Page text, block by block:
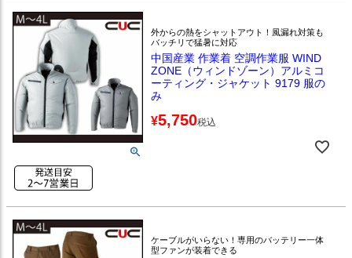
外からの熱をシャットアウト！風漏れ対策も
バッチリで猛暑に対応
中国産業 作業着 空調作業服 WIND
ZONE（ウィンドゾーン）アルミコ
ーティング・ジャケット 9179 服の
み
¥5,750税込
ケーブルがいらない！専用のバッテリー一体
型ファンが装着できる